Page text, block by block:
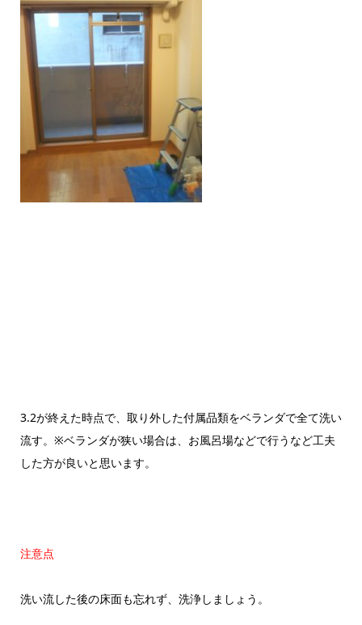
3.2が終えた時点で、取り外した付属品類をベランダで全て洗い
流す。※ベランダが狭い場合は、お風呂場などで行うなど工夫
した方が良いと思います。
注意点
洗い流した後の床面も忘れず、洗浄しましょう。